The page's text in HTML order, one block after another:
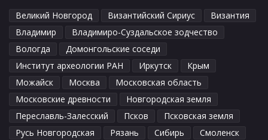
Великий Новгород Византийский Сириус
Византия
Владимир
Владимиро-Суздальское зодчество
Вологда
Домонгольские соседи
Институт археологии РАН
Иркутск
Крым
Можайск
Москва
Московская область
Московские древности
Новгородская земля
Переславль-Залесский
Псков
Псковская земля
Русь Новгородская
Рязань Сибирь
Смоленск